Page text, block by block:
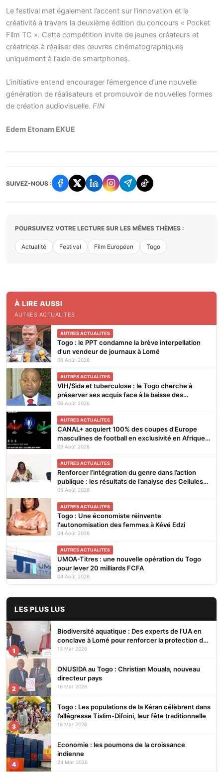
Le festival met également l’accent sur l’innovation et la
créativité à travers la deuxième édition du concours « Pocket
Film TC ». Cette compétition invite de jeunes créateurs et
créatrices à réaliser des œuvres cinématographiques
uniquement à l’aide de smartphones.
L’initiative entend encourager l’émergence d’une nouvelle
génération de réalisateurs et promouvoir de nouvelles formes
de création audiovisuelle. FIN
Edem Etonam EKUE
SUIVEZ-NOUS :
POURSUIVEZ VOTRE LECTURE SUR LES MÊMES THÈMES :
Actualité Festival Film Européen Togo
À LIRE AUSSI
AUTRES ACTUALITES
AUTRES ACTUALITES
Togo : le PPT condamne la brève interpellation
d'un vendeur de journaux à Lomé
06 Août 2026
AUTRES ACTUALITES
VIH/Sida et tuberculose : le Togo cherche à
préserver ses acquis face à la baisse des
financements
06 Août 2026
AUTRES ACTUALITES
CANAL+ acquiert 100% des coupes d’Europe
masculines de football en exclusivité en Afrique
subsaharienne pour 4 saisons jusqu’en 2031
05 Août 2026
AUTRES ACTUALITES
Renforcer l’intégration du genre dans l’action
publique : les résultats de l’analyse des Cellules
Focales Genre restitués à Lomé
05 Août 2026
AUTRES ACTUALITES
Togo : Une économiste réinvente
l'autonomisation des femmes à Kévé Edzi
04 Août 2026
AUTRES ACTUALITES
UMOA-Titres : une nouvelle opération du Togo
pour lever 20 milliards FCFA
04 Août 2026
LES PLUS LUS
1
Biodiversité aquatique : Des experts de l’UA en
conclave à Lomé pour renforcer la protection des
écosystèmes
13 Mar 2026
2
ONUSIDA au Togo : Christian Mouala, nouveau
directeur pays
16 Mar 2026
3
Togo : Les populations de la Kéran célèbrent dans
l’allégresse Tislim-Difoini, leur fête traditionnelle
16 Mar 2026
4
Economie : les poumons de la croissance
indienne
24 Mar 2026